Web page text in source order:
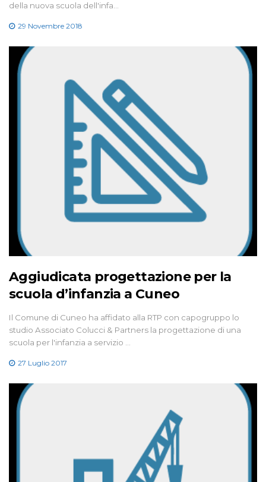
della nuova scuola dell'infa…
29 Novembre 2018
Aggiudicata progettazione per la
scuola d’infanzia a Cuneo
Il Comune di Cuneo ha affidato alla RTP con capogruppo lo
studio Associato Colucci & Partners la progettazione di una
scuola per l'infanzia a servizio …
27 Luglio 2017